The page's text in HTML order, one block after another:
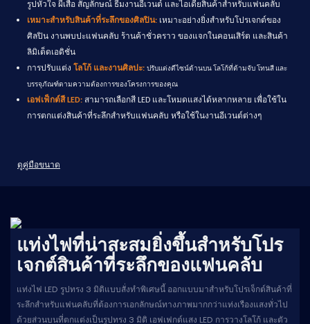
รูปหัวใจ ผีเสื้อ สัญลักษณ์ ธีมงานอีเวนต์ และไอเดียสินค้าสำหรับแฟนคลับ
เหมาะสำหรับสินค้าที่ระลึกของศิลปิน: เหมาะอย่างยิ่งสำหรับโปรเจกต์ของ
ศิลปิน งานพบปะแฟนคลับ ร้านค้าชั่วคราว ของแจกในคอนเสิร์ต และสินค้า
ลิมิเต็ดเอดิชั่น
การปรับแต่ง โลโก้ และงานศิลปะ: ปรับแต่งดีไซน์ด้านบน โลโก้ที่ด้ามจับ โทนสี และ
บรรจุภัณฑ์ตามความต้องการของโครงการของคุณ
เอฟเฟ็กต์สี LED: สามารถเลือกสี LED และโหมดแสงได้หลากหลาย เพื่อใช้ใน
การตกแต่งสินค้าที่ระลึกสำหรับแฟนคลับ หรือใช้ในงานอีเวนต์ต่างๆ
ดูคู่มือขนาด
แท่งไฟที่น่าสะสมยิ่งขึ้นสำหรับโปร
เจกต์สินค้าที่ระลึกของแฟนคลับ
แท่งไฟ LED รูปทรง 3 มิติแบบสั่งทำพิเศษนี้ ออกแบบมาสำหรับโปรเจ็กต์สินค้าที่
ระลึกสำหรับแฟนคลับที่ต้องการเอกลักษณ์ทางภาพมากกว่าแท่งเรืองแสงทั่วไป
ด้วยส่วนบนที่ตกแต่งเป็นรูปทรง 3 มิติ เอฟเฟกต์แสง LED การวางโลโก้ และตัว